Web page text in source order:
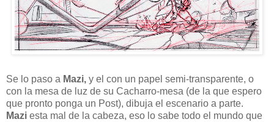
Se lo paso a Mazi, y el con un papel semi-transparente, o
con la mesa de luz de su Cacharro-mesa (de la que espero
que pronto ponga un Post), dibuja el escenario a parte.
Mazi esta mal de la cabeza, eso lo sabe todo el mundo que